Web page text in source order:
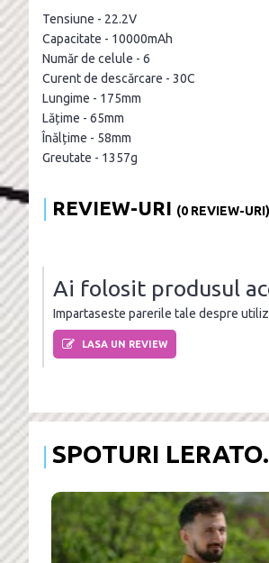
Tensiune - 22.2V
Capacitate - 10000mAh
Număr de celule - 6
Curent de descărcare - 30C
Lungime - 175mm
Lățime - 65mm
Înălțime - 58mm
Greutate - 1357g
REVIEW-URI (0 REVIEW-URI)
Ai folosit produsul
Impartaseste parerile tale despre
LASA UN REVIEW
SPOTURI